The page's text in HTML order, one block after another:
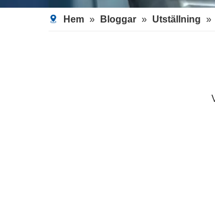
Hem » Bloggar » Utställning »